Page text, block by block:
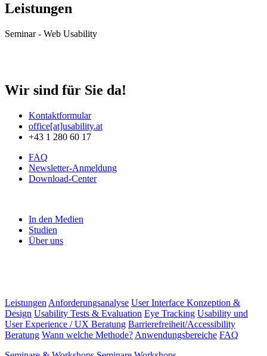
Leistungen
Seminar - Web Usability
Wir sind für Sie da!
Kontaktformular
office[at]usability.at
+43 1 280 60 17
FAQ
Newsletter-Anmeldung
Download-Center
In den Medien
Studien
Über uns
Leistungen Anforderungsanalyse User Interface Konzeption &
Design Usability Tests & Evaluation Eye Tracking Usability und
User Experience / UX Beratung Barrierefreiheit/Accessibility
Beratung Wann welche Methode? Anwendungsbereiche FAQ